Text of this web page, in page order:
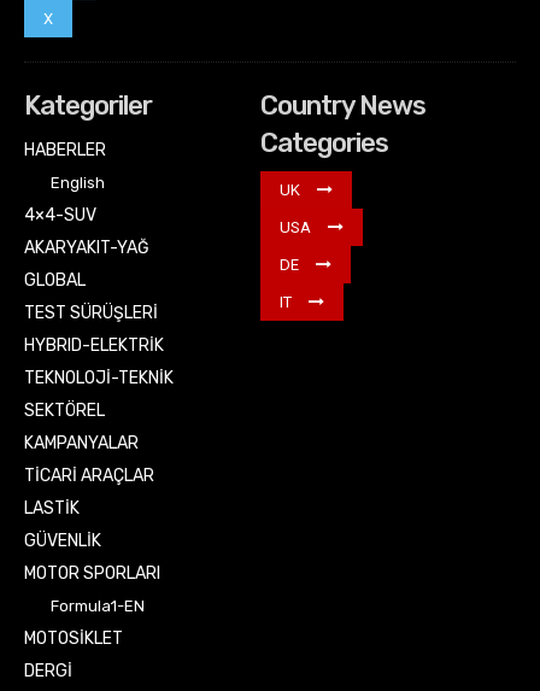
X
Kategoriler
HABERLER
English
4×4-SUV
AKARYAKIT-YAĞ
GLOBAL
TEST SÜRÜŞLERİ
HYBRID-ELEKTRİK
TEKNOLOJİ-TEKNİK
SEKTÖREL
KAMPANYALAR
TİCARİ ARAÇLAR
LASTİK
GÜVENLİK
MOTOR SPORLARI
Formula1-EN
MOTOSİKLET
DERGİ
Country News
Categories
UK
USA
DE
IT